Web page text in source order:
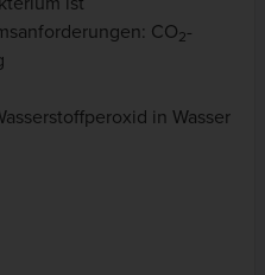
CO2-
in Wasser